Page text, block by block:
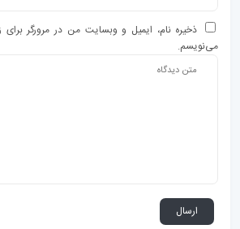
ذخیره نام، ایمیل و وبسایت من در مرورگر برای
می‌نویسم.